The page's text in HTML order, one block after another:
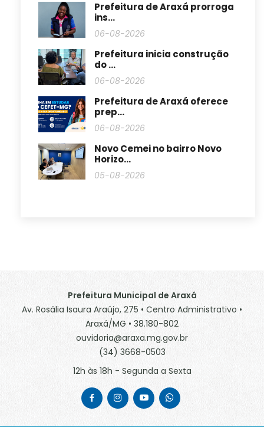
Prefeitura de Araxá prorroga
ins...
06-08-2026
Prefeitura inicia construção
do ...
06-08-2026
Prefeitura de Araxá oferece
prep...
06-08-2026
Novo Cemei no bairro Novo
Horizo...
05-08-2026
Prefeitura Municipal de Araxá
Av. Rosália Isaura Araújo, 275 • Centro Administrativo •
Araxá/MG • 38.180-802
ouvidoria@araxa.mg.gov.br
(34) 3668-0503
12h às 18h - Segunda a Sexta